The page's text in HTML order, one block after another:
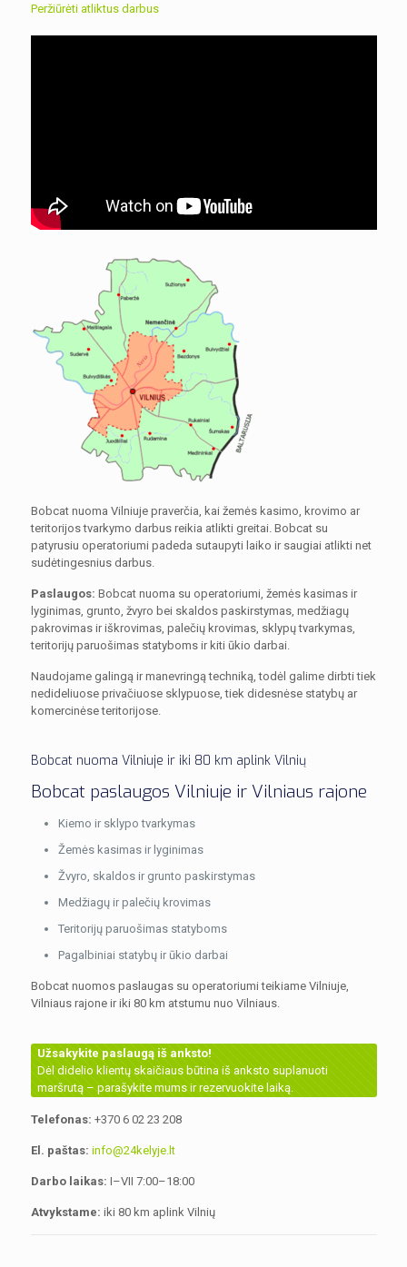
Peržiūrėti atliktus darbus
Bobcat nuoma Vilniuje praverčia, kai žemės kasimo, krovimo ar
teritorijos tvarkymo darbus reikia atlikti greitai. Bobcat su
patyrusiu operatoriumi padeda sutaupyti laiko ir saugiai atlikti net
sudėtingesnius darbus.
Paslaugos: Bobcat nuoma su operatoriumi, žemės kasimas ir
lyginimas, grunto, žvyro bei skaldos paskirstymas, medžiagų
pakrovimas ir iškrovimas, palečių krovimas, sklypų tvarkymas,
teritorijų paruošimas statyboms ir kiti ūkio darbai.
Naudojame galingą ir manevringą techniką, todėl galime dirbti tiek
nedideliuose privačiuose sklypuose, tiek didesnėse statybų ar
komercinėse teritorijose.
Bobcat nuoma Vilniuje ir iki 80 km aplink Vilnių
Bobcat paslaugos Vilniuje ir Vilniaus rajone
Kiemo ir sklypo tvarkymas
Žemės kasimas ir lyginimas
Žvyro, skaldos ir grunto paskirstymas
Medžiagų ir palečių krovimas
Teritorijų paruošimas statyboms
Pagalbiniai statybų ir ūkio darbai
Bobcat nuomos paslaugas su operatoriumi teikiame Vilniuje,
Vilniaus rajone ir iki 80 km atstumu nuo Vilniaus.
Užsakykite paslaugą iš anksto!
Dėl didelio klientų skaičiaus būtina iš anksto suplanuoti
maršrutą – parašykite mums ir rezervuokite laiką.
Telefonas: +370 6 02 23 208
El. paštas: info@24kelyje.lt
Darbo laikas: I–VII 7:00–18:00
Atvykstame: iki 80 km aplink Vilnių